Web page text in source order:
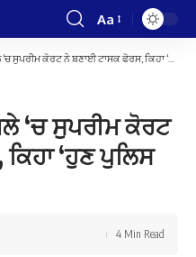
Font
Resizer
Aa
ਕੋਰਟ ਨੇ ਬਣਾਈ ਟਾਸਕ ਫੋਰਸ, ਕਿਹਾ ‘ਹੁਣ ਪੁਲਿਸ ‘ਤੇ ਭਰੋਸਾ ਨਹੀਂ…’
‘ਚ ਸੁਪਰੀਮ ਕੋਰਟ
‘ਹੁਣ ਪੁਲਿਸ
4 Min Read